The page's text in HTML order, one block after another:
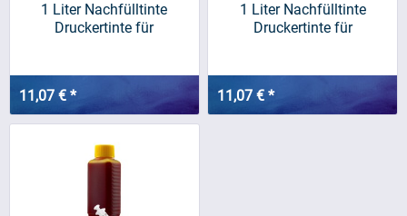
1 Liter Nachfülltinte
Druckertinte für
11,07 € *
1 Liter Nachfülltinte
Druckertinte für
11,07 € *